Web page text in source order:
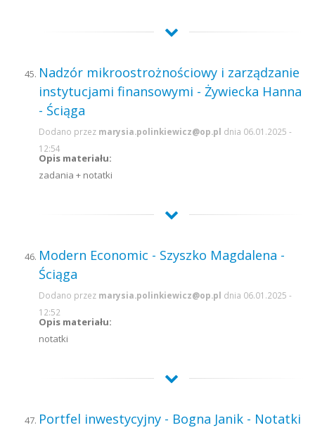
Nadzór mikroostrożnościowy i zarządzanie
instytucjami finansowymi - Żywiecka Hanna
- Ściąga
Dodano przez marysia.polinkiewicz@op.pl dnia 06.01.2025 -
12:54
Opis materiału:
zadania + notatki
Modern Economic - Szyszko Magdalena -
Ściąga
Dodano przez marysia.polinkiewicz@op.pl dnia 06.01.2025 -
12:52
Opis materiału:
notatki
Portfel inwestycyjny - Bogna Janik - Notatki